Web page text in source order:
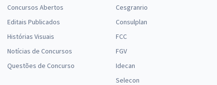
Concursos Abertos
Editais Publicados
Histórias Visuais
Notícias de Concursos
Questões de Concurso
Cesgranrio
Consulplan
FCC
FGV
Idecan
Selecon